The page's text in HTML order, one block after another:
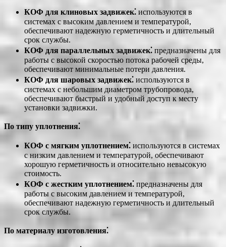
КОФ для клиновых задвижек⁚ используются в
системах с высоким давлением и температурой,
обеспечивают надежную герметичность и длительный
срок службы.
КОФ для параллельных задвижек⁚ предназначены для
работы с высокой скоростью потока рабочей среды,
обеспечивают минимальные потери давления.
КОФ для шаровых задвижек⁚ используются в
системах с небольшим диаметром трубопровода,
обеспечивают быстрый и удобный доступ к месту
установки задвижки.
По типу уплотнения⁚
КОФ с мягким уплотнением⁚ используются в системах
с низким давлением и температурой, обеспечивают
хорошую герметичность и относительно невысокую
стоимость.
КОФ с жестким уплотнением⁚ предназначены для
работы с высоким давлением и температурой,
обеспечивают надежную герметичность и длительный
срок службы.
По материалу изготовления⁚